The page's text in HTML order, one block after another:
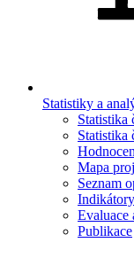
Statistiky a
Statistika
Statistika
Mapa
Seznam
Evaluace
Publikace